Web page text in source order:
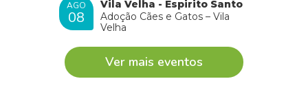
AGO
08
Vila Velha - Espirito Santo
Adoção Cães e Gatos – Vila
Velha
Ver mais eventos